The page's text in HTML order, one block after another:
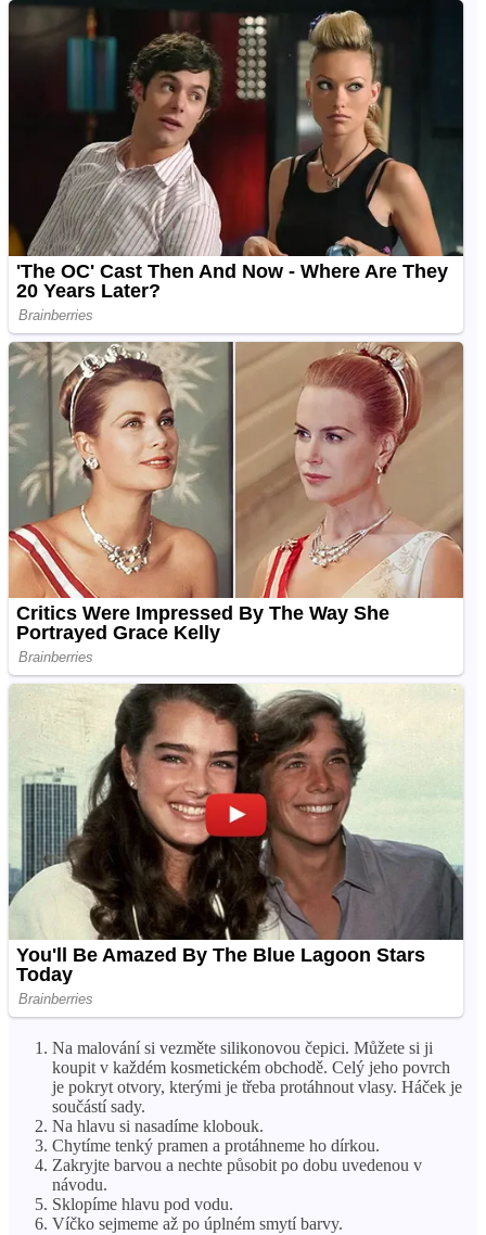
Na malování si vezměte silikonovou čepici. Můžete si ji
koupit v každém kosmetickém obchodě. Celý jeho povrch
je pokryt otvory, kterými je třeba protáhnout vlasy. Háček je
součástí sady.
Na hlavu si nasadíme klobouk.
Chytíme tenký pramen a protáhneme ho dírkou.
Zakryjte barvou a nechte působit po dobu uvedenou v
návodu.
Sklopíme hlavu pod vodu.
Víčko sejmeme až po úplném smytí barvy.